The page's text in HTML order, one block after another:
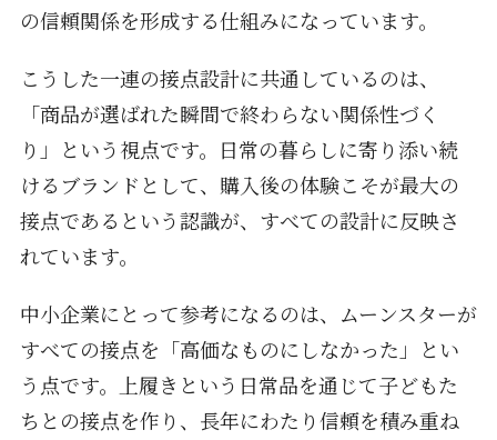
の信頼関係を形成する仕組みになっています。
こうした一連の接点設計に共通しているのは、
「商品が選ばれた瞬間で終わらない関係性づく
り」という視点です。日常の暮らしに寄り添い続
けるブランドとして、購入後の体験こそが最大の
接点であるという認識が、すべての設計に反映さ
れています。
中小企業にとって参考になるのは、ムーンスターが
すべての接点を「高価なものにしなかった」とい
う点です。上履きという日常品を通じて子どもた
ちとの接点を作り、長年にわたり信頼を積み重ね